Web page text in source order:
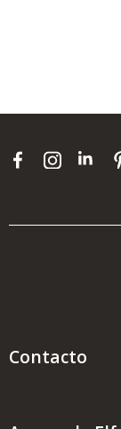
Contacto